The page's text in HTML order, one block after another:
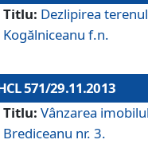
Titlu: Dezlipirea
Kogălniceanu f.n.
571/29.11.2013
Titlu: Vânzarea
Brediceanu nr. 3.